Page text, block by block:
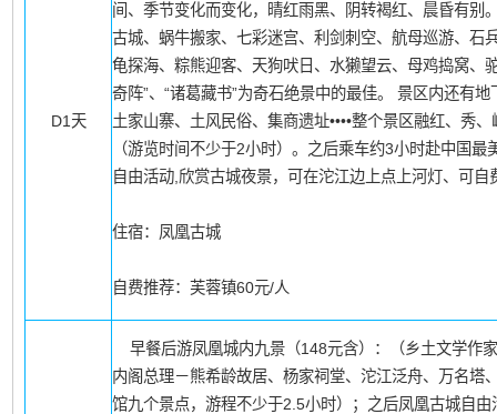
D1天
间、季节变化而变化，晴红雨黑、阴转褐红、晨昏有别
古城、蜗牛搬家、七彩迷宫、利剑刺空、航母巡游、石
龟探海、粽熊迎客、天狗吠日、水獭望云、母鸡捣窝、驼
奇阵”、“诸葛藏书”为奇石绝景中的最佳。 景区内还有
土家山寨、土风民俗、集商遗址••••整个景区融红、秀
（游览时间不少于2小时）。之后乘车约3小时赴中国
自由活动,欣赏古城夜景，可在沱江边上点上河灯、可
住宿：凤凰古城
自费推荐：芙蓉镇60元/人
早餐后游凤凰城内九景（148元含）：（乡土文学作
内阁总理－熊希龄故居、杨家祠堂、沱江泛舟、万名塔
馆九个景点，游程不少于2.5小时）；之后凤凰古城自